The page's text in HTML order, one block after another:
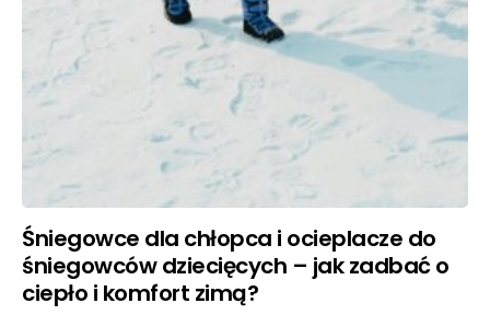
Śniegowce dla chłopca i ocieplacze do
śniegowców dziecięcych – jak zadbać o
ciepło i komfort zimą?